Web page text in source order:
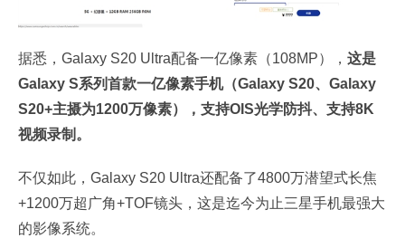
据悉，Galaxy S20 Ultra配备一亿像素（108MP）， 这是
Galaxy S系列首款一亿像素手机（Galaxy S20、Galaxy
S20+主摄为1200万像素），支持OIS光学防抖、支持8K
视频录制。
不仅如此，Galaxy S20 Ultra还配备了4800万潜望式长焦
+1200万超广角+TOF镜头，这是迄今为止三星手机最强大
的影像系统。